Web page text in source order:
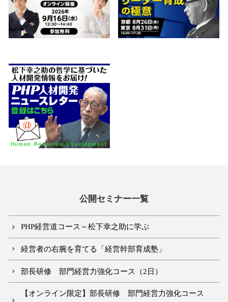
公開セミナー一覧
PHP経営道コース～松下幸之助に学ぶ
経営者の右腕を育てる「経営幹部育成塾」
部長研修 部門経営力強化コース（2日）
【オンライン限定】部長研修 部門経営力強化コース